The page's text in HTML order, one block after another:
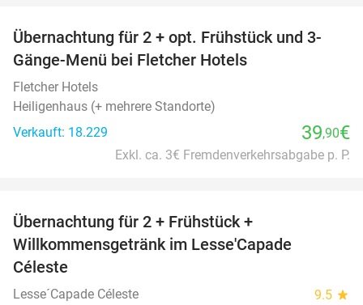
Übernachtung für 2 + opt. Frühstück und 3-
Gänge-Menü bei Fletcher Hotels
Fletcher Hotels
Heiligenhaus (+ mehrere Standorte)
Verkauft: 18.229
39,90€
Exkl. ca. 3€ Fremdenverkehrsabgabe p. P.
Übernachtung für 2 + Frühstück +
Willkommensgetränk im Lesse'Capade
Céleste
Lesse´Capade Céleste 9.5 star